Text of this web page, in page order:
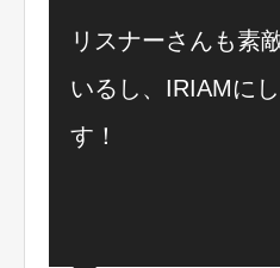
リスナーさんも素
いるし、IRIAMに
す！